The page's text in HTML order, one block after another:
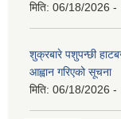
मिति: 06/18/2026 -
शुक्रबारे पशुपन्छी
आह्वान गरिएको सूचना
मिति: 06/18/2026 -